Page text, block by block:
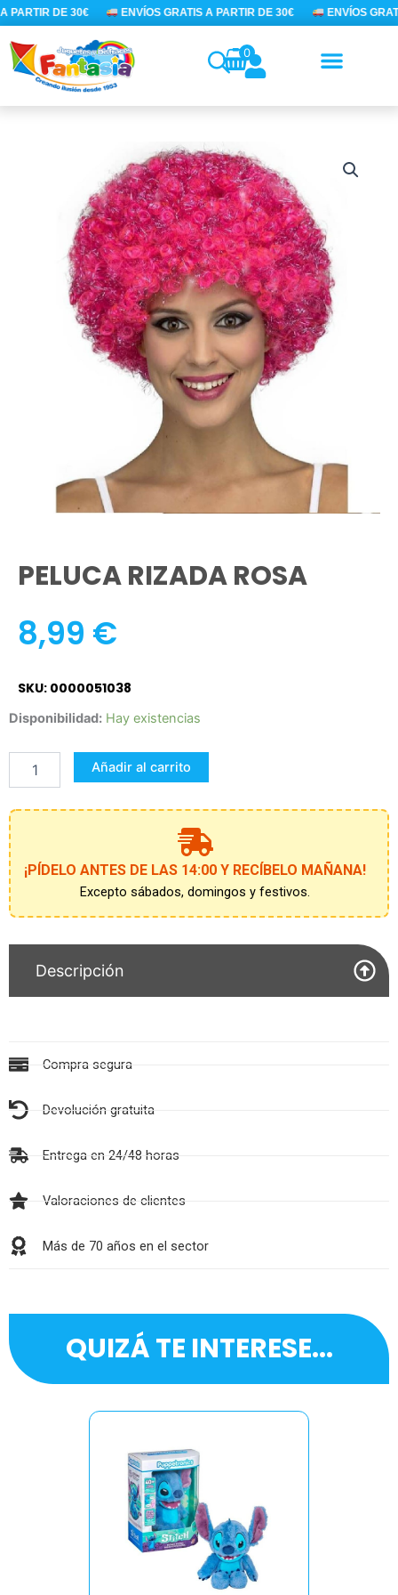
Ir
al
contenido
PARTIR DE 30€ ENVÍOS GRATIS A PARTIR DE 30€ ENVÍOS
0
PELUCA RIZADA ROSA
8,99 €
SKU: 0000051038
Disponibilidad: Hay existencias
PELUCA
ROSA
cantidad
Añadir al carrito
¡PÍDELO ANTES DE LAS 14:00 Y RECÍBELO MAÑANA!
Excepto sábados, domingos y festivos.
Descripción
Compra segura
Devolución gratuita
Entrega en 24/48 horas
Valoraciones de clientes
Más de 70 años en el sector
QUIZÁ TE INTERESE...